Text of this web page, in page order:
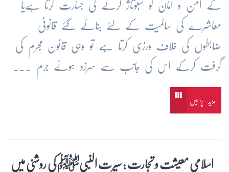
کے امن و امان کو سبوتاژ کرنے کی جسارت کرتا ہےیا
معاشرے کی سالمیت کے لئے بنائے گئے قانونی
ضابطوں کی خلاف ورزی کرتا ہے تو وہی قانون مجرم کی
گرفت کرکے اس کی جانب سے سرزد ہوئے جرم ...
مزید پڑھیں
اسلامی معیشت و تجارت : سیرت النبیﷺ کی روشنی میں